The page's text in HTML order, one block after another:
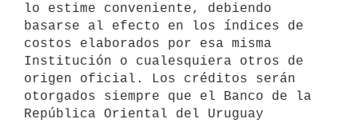
lo estime conveniente, debiendo
basarse al efecto en los índices de
costos elaborados por esa misma
Institución o cualesquiera otros de
origen oficial. Los créditos serán
otorgados siempre que el Banco de la
República Oriental del Uruguay